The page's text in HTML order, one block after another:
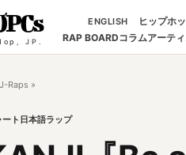
JP.
ENGLISH ヒップホ
RAP BOARDコラムアーテ
Raps »
ト 日本語ラップ